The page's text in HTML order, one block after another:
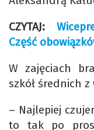
CZYTAJ:
Część
W zajęciach
szkół średnich
– Najlepiej
to tak po